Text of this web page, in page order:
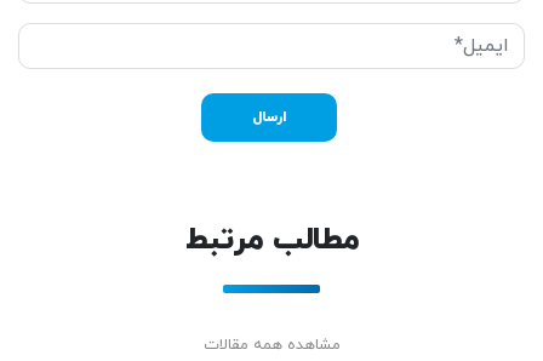
مطالب مرتبط
مشاهده همه مقالات